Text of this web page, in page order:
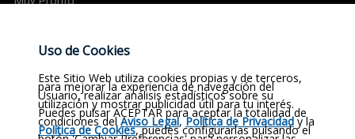
Noticias Actualidad Sucesos Religión
Opinión Deportes Cultura Política Historia
Uso de Cookies
Este Sitio Web utiliza cookies propias y de terceros,
para mejorar la experiencia de navegación del
Usuario, realizar análisis estadísticos sobre su
utilización y mostrar publicidad útil para tu interés.
Puedes pulsar ACEPTAR para aceptar la totalidad de
condiciones delAviso Legal,Política de Privacidady la
Política de Cookies, puedes configurarlas pulsando el